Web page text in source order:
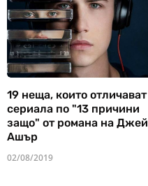
19 неща, които отличават
сериала по "13 причини
защо" от романа на Джей
Ашър
02/08/2019